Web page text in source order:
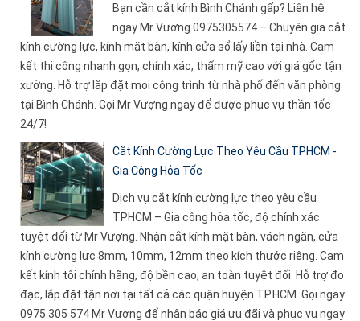
Bạn cần cắt kính Bình Chánh gấp? Liên hệ
ngay Mr Vượng 0975305574 – Chuyên gia cắt
kính cường lực, kính mặt bàn, kính cửa sổ lấy liền tại nhà. Cam
kết thi công nhanh gọn, chính xác, thẩm mỹ cao với giá gốc tận
xưởng. Hỗ trợ lắp đặt mọi công trình từ nhà phố đến văn phòng
tại Bình Chánh. Gọi Mr Vượng ngay để được phục vụ thần tốc
24/7!
Cắt Kính Cường Lực Theo Yêu Cầu TPHCM -
Gia Công Hỏa Tốc
Dịch vụ cắt kính cường lực theo yêu cầu
TPHCM – Gia công hỏa tốc, độ chính xác
tuyệt đối từ Mr Vượng. Nhận cắt kính mặt bàn, vách ngăn, cửa
kính cường lực 8mm, 10mm, 12mm theo kích thước riêng. Cam
kết kính tôi chính hãng, độ bền cao, an toàn tuyệt đối. Hỗ trợ đo
đạc, lắp đặt tận nơi tại tất cả các quận huyện TP.HCM. Gọi ngay
0975 305 574 Mr Vượng để nhận báo giá ưu đãi và phục vụ ngay